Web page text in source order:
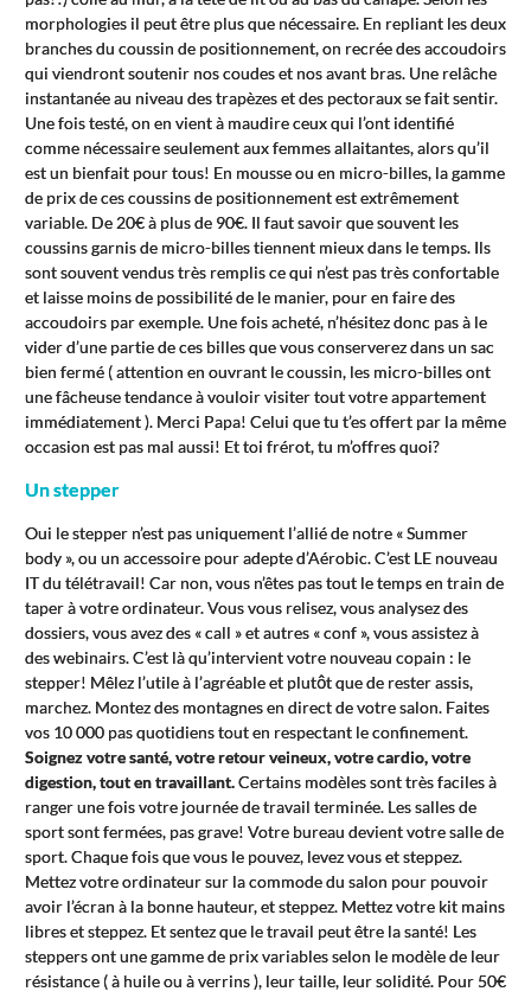
morphologies il peut être plus que nécessaire. En repliant les deux
branches du coussin de positionnement, on recrée des accoudoirs
qui viendront soutenir nos coudes et nos avant bras. Une relâche
instantanée au niveau des trapèzes et des pectoraux se fait sentir.
Une fois testé, on en vient à maudire ceux qui l’ont identifié
comme nécessaire seulement aux femmes allaitantes, alors qu’il
est un bienfait pour tous! En mousse ou en micro-billes, la gamme
de prix de ces coussins de positionnement est extrêmement
variable. De 20€ à plus de 90€. Il faut savoir que souvent les
coussins garnis de micro-billes tiennent mieux dans le temps. Ils
sont souvent vendus très remplis ce qui n’est pas très confortable
et laisse moins de possibilité de le manier, pour en faire des
accoudoirs par exemple. Une fois acheté, n’hésitez donc pas à le
vider d’une partie de ces billes que vous conserverez dans un sac
bien fermé ( attention en ouvrant le coussin, les micro-billes ont
une fâcheuse tendance à vouloir visiter tout votre appartement
immédiatement ). Merci Papa! Celui que tu t’es offert par la même
occasion est pas mal aussi! Et toi frérot, tu m’offres quoi?
Un stepper
Oui le stepper n’est pas uniquement l’allié de notre « Summer
body », ou un accessoire pour adepte d’Aérobic. C’est LE nouveau
IT du télétravail! Car non, vous n’êtes pas tout le temps en train de
taper à votre ordinateur. Vous vous relisez, vous analysez des
dossiers, vous avez des « call » et autres « conf », vous assistez à
des webinairs. C’est là qu’intervient votre nouveau copain : le
stepper! Mêlez l’utile à l’agréable et plutôt que de rester assis,
marchez. Montez des montagnes en direct de votre salon. Faites
vos 10 000 pas quotidiens tout en respectant le confinement.
Soignez votre santé, votre retour veineux, votre cardio, votre
digestion, tout en travaillant.Certains modèles sont très faciles à
ranger une fois votre journée de travail terminée. Les salles de
sport sont fermées, pas grave! Votre bureau devient votre salle de
sport. Chaque fois que vous le pouvez, levez vous et steppez.
Mettez votre ordinateur sur la commode du salon pour pouvoir
avoir l’écran à la bonne hauteur, et steppez. Mettez votre kit mains
libres et steppez. Et sentez que le travail peut être la santé! Les
steppers ont une gamme de prix variables selon le modèle de leur
résistance ( à huile ou à verrins ), leur taille, leur solidité. Pour 50€